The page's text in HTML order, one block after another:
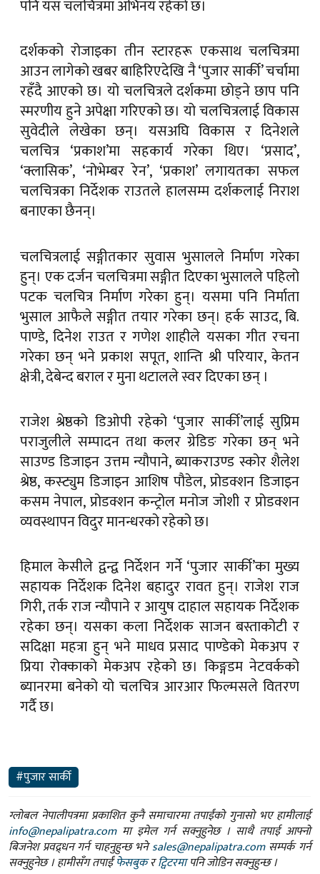
पनि यस चलचित्रमा अभिनय रहेको छ।
दर्शकको रोजाइका तीन स्टारहरू एकसाथ चलचित्रमा
आउन लागेको खबर बाहिरिएदेखि नै ‘पुजार सार्की’ चर्चामा
रहँदै आएको छ। यो चलचित्रले दर्शकमा छोड्ने छाप पनि
स्मरणीय हुने अपेक्षा गरिएको छ। यो चलचित्रलाई विकास
सुवेदीले लेखेका छन्। यसअघि विकास र दिनेशले
चलचित्र ‘प्रकाश’मा सहकार्य गरेका थिए। ‘प्रसाद’,
‘क्लासिक’, ‘नोभेम्बर रेन’, ‘प्रकाश’ लगायतका सफल
चलचित्रका निर्देशक राउतले हालसम्म दर्शकलाई निराश
बनाएका छैनन्।
चलचित्रलाई सङ्गीतकार सुवास भुसालले निर्माण गरेका
हुन्। एक दर्जन चलचित्रमा सङ्गीत दिएका भुसालले पहिलो
पटक चलचित्र निर्माण गरेका हुन्। यसमा पनि निर्माता
भुसाल आफैले सङ्गीत तयार गरेका छन्। हर्क साउद, बि.
पाण्डे, दिनेश राउत र गणेश शाहीले यसका गीत रचना
गरेका छन् भने प्रकाश सपूत, शान्ति श्री परियार, केतन
क्षेत्री, देबेन्द बराल र मुना थटालले स्वर दिएका छन् ।
राजेश श्रेष्ठको डिओपी रहेको ‘पुजार सार्की’लाई सुप्रिम
पराजुलीले सम्पादन तथा कलर ग्रेडिङ गरेका छन् भने
साउण्ड डिजाइन उत्तम न्यौपाने, ब्याकराउण्ड स्कोर शैलेश
श्रेष्ठ, कस्ट्युम डिजाइन आशिष पौडेल, प्रोडक्शन डिजाइन
कसम नेपाल, प्रोडक्शन कन्ट्रोल मनोज जोशी र प्रोडक्शन
व्यवस्थापन विदुर मानन्धरको रहेको छ।
हिमाल केसीले द्वन्द्व निर्देशन गर्ने ‘पुजार सार्की’का मुख्य
सहायक निर्देशक दिनेश बहादुर रावत हुन्। राजेश राज
गिरी, तर्क राज न्यौपाने र आयुष दाहाल सहायक निर्देशक
रहेका छन्। यसका कला निर्देशक साजन बस्ताकोटी र
सदिक्षा महत्रा हुन् भने माधव प्रसाद पाण्डेको मेकअप र
प्रिया रोक्काको मेकअप रहेको छ। किङ्गडम नेटवर्कको
ब्यानरमा बनेको यो चलचित्र आरआर फिल्मसले वितरण
गर्दै छ।
#पुजार सार्की
ग्लोबल नेपालीपत्रमा प्रकाशित कुनै समाचारमा तपाईंको गुनासो भए हामीलाई
info@nepalipatra.comमा इमेल गर्न सक्नुहुनेछ । साथै तपाई आफ्नो
बिजनेश प्रवद्र्धन गर्न चाहनुहुन्छ भनेsales@nepalipatra.comसम्पर्क गर्न
सक्नुहुनेछ । हामीसँग तपाईंफेसबुकरट्विटरमापनि जोडिन सक्नुहुन्छ ।